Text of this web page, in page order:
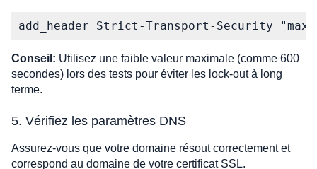
add_header Strict-Transport-Security "max-
Conseil: Utilisez une faible valeur maximale (comme 600
secondes) lors des tests pour éviter les lock-out à long
terme.
5. Vérifiez les paramètres DNS
Assurez-vous que votre domaine résout correctement et
correspond au domaine de votre certificat SSL.